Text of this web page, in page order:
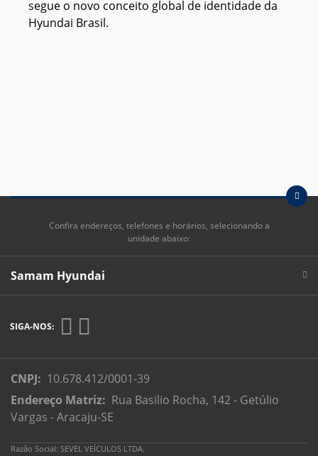
segue o novo conceito global de identidade da
Hyundai Brasil.
Confira endereços, telefones e horários, selecionando a
unidade abaixo:
Samam Hyundai
SIGA-NOS:
CNPJ: 10.678.412/0001-39
Endereço Matriz: Rua Basilio Rocha, 142 - Getúlio
Vargas - Aracaju-SE
Razão Social: SEVEL VEÍCULOS LTDA.